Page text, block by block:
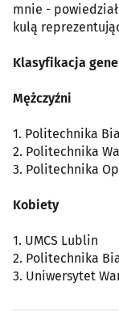
mnie -
kulą
Klasyfikacja
Mężczyźni
1. Politechnika
2. Politechnika
3. Politechnika
Kobiety
1. UMCS Lublin
2. Politechnika
3. Uniwersytet